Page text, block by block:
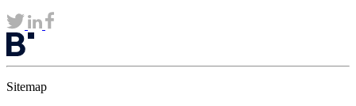
Sitemap